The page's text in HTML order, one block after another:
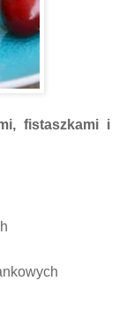
fistaszkami i